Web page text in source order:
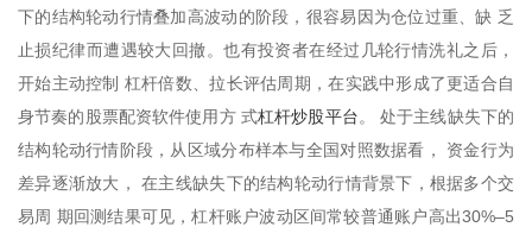
下的结构轮动行情叠加高波动的阶段，很容易因为仓位过重、缺 乏
止损纪律而遭遇较大回撤。也有投资者在经过几轮行情洗礼之后，
开始主动控制 杠杆倍数、拉长评估周期，在实践中形成了更适合自
身节奏的股票配资软件使用方 式杠杆炒股平台。 处于主线缺失下的
结构轮动行情阶段，从区域分布样本与全国对照数据看， 资金行为
差异逐渐放大， 在主线缺失下的结构轮动行情背景下，根据多个交
易周 期回测结果可见，杠杆账户波动区间常较普通账户高出30%–5